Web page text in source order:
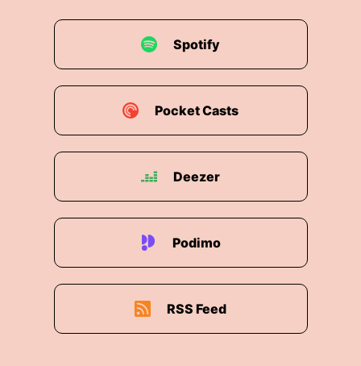
Spotify
Pocket Casts
Deezer
Podimo
RSS Feed